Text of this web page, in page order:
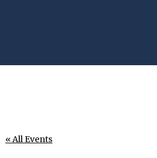
« All Events